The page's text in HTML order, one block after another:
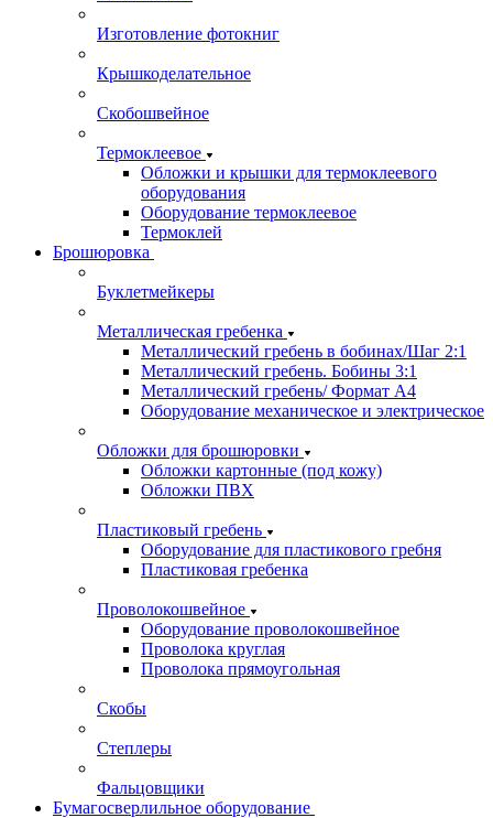
Изготовление фотокниг
Крышкоделательное
Скобошвейное
Термоклеевое
Обложки и крышки для термоклеевого
оборудования
Оборудование термоклеевое
Термоклей
Брошюровка
Буклетмейкеры
Металлическая гребенка
Металлический гребень в бобинах/Шаг 2:1
Металлический гребень. Бобины 3:1
Металлический гребень/ Формат А4
Оборудование механическое и электрическое
Обложки для брошюровки
Обложки картонные (под кожу)
Обложки ПВХ
Пластиковый гребень
Оборудование для пластикового гребня
Пластиковая гребенка
Проволокошвейное
Оборудование проволокошвейное
Проволока круглая
Проволока прямоугольная
Скобы
Степлеры
Фальцовщики
Бумагосверлильное оборудование